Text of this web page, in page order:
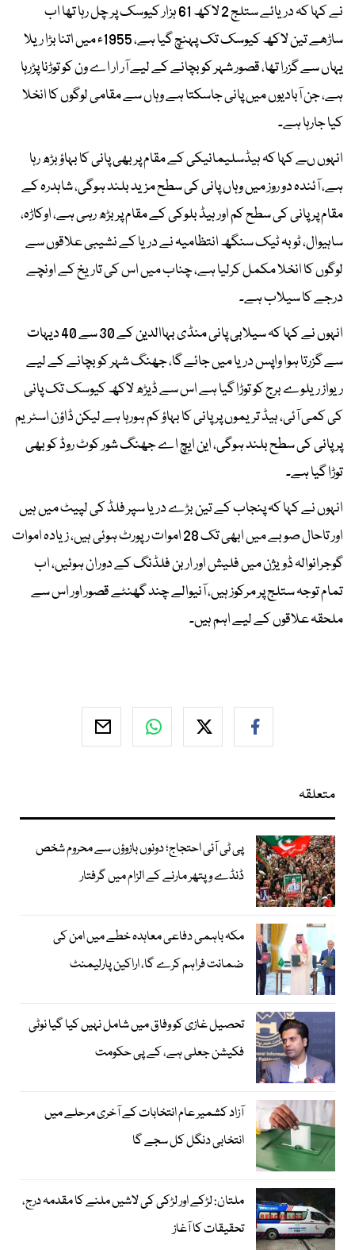
نے کہا کہ دریائے ستلج 2 لاکھ 61 ہزار کیوسک پر چل رہا تھا اب
ساڑھے تین لاکھ کیوسک تک پہنچ گیا ہے، 1955ء میں اتنا بڑا ریلا
یہاں سے گزرا تھا، قصور شہر کو بچانے کے لیے آر ار اے ون کو توڑنا پڑرہا
ہے، جن آبادیوں میں پانی جاسکتا ہے وہاں سے مقامی لوگوں کا انخلا
کیا جارہا ہے۔
انہوں ںے کہا کہ ہیڈسلیمانیکی کے مقام پر بھی پانی کا بہاؤ بڑھ رہا
ہے، آئندہ دو روز میں وہاں پانی کی سطح مزید بلند ہوگی، شاہدرہ کے
مقام پر پانی کی سطح کم اور ہیڈ بلوکی کے مقام پر بڑھ رہی ہے، اوکاڑہ،
ساہیوال، ٹوبہ ٹیک سنگھ انتظامیہ نے دریا کے نشیبی علاقوں سے
لوگوں کا انخلا مکمل کرلیا ہے، چناب میں اس کی تاریخ کے اونچے
درجے کا سیلاب ہے۔
انہوں نے کہا کہ سیلابی پانی منڈی بہاالدین کے 30 سے 40 دیہات
سے گزرتا ہوا واپس دریا میں جائے گا، جھنگ شہر کو بچانے کے لیے
ریواز ریلوے برج کو توڑا گیا ہے اس سے ڈیڑھ لاکھ کیوسک تک پانی
کی کمی آئی، ہیڈ تریموں پر پانی کا بہاؤ کم ہورہا ہے لیکن ڈاؤن اسٹریم
پر پانی کی سطح بلند ہوگی، این ایچ اے جھنگ شور کوٹ روڈ کو بھی
توڑا گیا ہے۔
انہوں نے کہا کہ پنجاب کے تین بڑے دریا سپر فلڈ کی لپیٹ میں ہیں
اور تاحال صوبے میں ابھی تک 28 اموات رپورٹ ہوئی ہیں، زیادہ اموات
گوجرانوالہ ڈویژن میں فلیش اور اربن فلڈنگ کے دوران ہوئیں، اب
تمام توجہ ستلج پر مرکوز ہیں، آنیوالے چند گھنٹے قصور اور اس سے
ملحقہ علاقوں کے لیے اہم ہیں۔
متعلقہ
پی ٹی آئی احتجاج؛ دونوں بازوؤں سے محروم شخص
ڈنڈے و پتھر مارنے کے الزام میں گرفتار
مکہ باہمی دفاعی معاہدہ خطے میں امن کی
ضمانت فراہم کرے گا، اراکین پارلیمنٹ
تحصیل غازی کو وفاق میں شامل نہیں کیا گیا نوٹی
فکیشن جعلی ہے، کے پی حکومت
آزاد کشمیر عام انتخابات کے آخری مرحلے میں
انتخابی دنگل کل سجے گا
ملتان: لڑکے اور لڑکی کی لاشیں ملنے کا مقدمہ درج،
تحقیقات کا آغاز